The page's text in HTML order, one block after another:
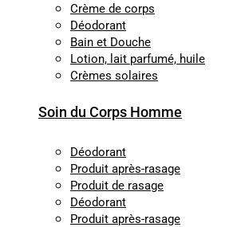
Crème de corps
Déodorant
Bain et Douche
Lotion, lait parfumé, huile
Crèmes solaires
Soin du Corps Homme
Déodorant
Produit après-rasage
Produit de rasage
Déodorant
Produit après-rasage